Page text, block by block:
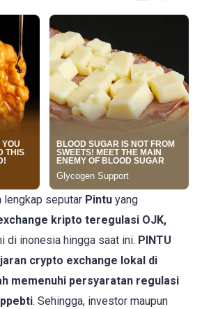
lengkap seputar Pintu yang
kripto teregulasi OJK,
di inonesia hingga saat ini. PINTU
crypto exchange lokal di
memenuhi persyaratan regulasi
. Sehingga, investor maupun